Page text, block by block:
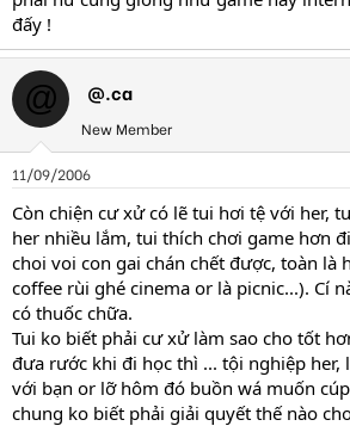
đấy !
@ @.ca
New Member
11/09/2006
Còn chiện cư xử có lẽ tui hơi tệ với her,
her nhiều lắm, tui thích chơi game hơn
choi voi con gai chán chết được, toàn là
coffee rùi ghé cinema or là picnic...). Cí
có thuốc chữa.
Tui ko biết phải cư xử làm sao cho tốt
đưa rước khi đi học thì ... tội nghiệp her,
với bạn or lỡ hôm đó buồn wá muốn
chung ko biết phải giải quyết thế nào